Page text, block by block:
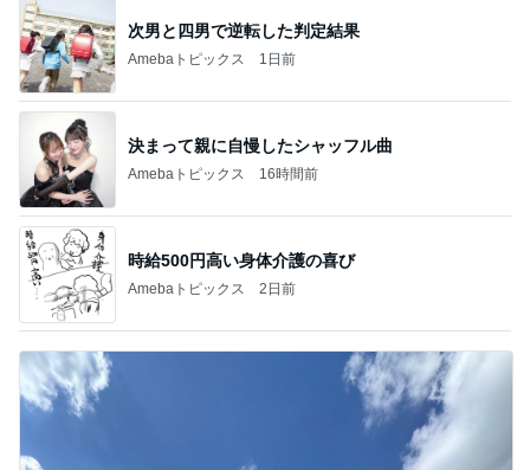
次男と四男で逆転した判定結果
Amebaトピックス 1日前
決まって親に自慢したシャッフル曲
Amebaトピックス 16時間前
時給500円高い身体介護の喜び
Amebaトピックス 2日前